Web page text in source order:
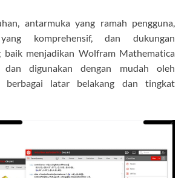
antarmuka yang ramah pengguna,
komprehensif, dan dukungan
baik menjadikan Wolfram Mathematica
dan digunakan dengan mudah oleh
berbagai latar belakang dan tingkat